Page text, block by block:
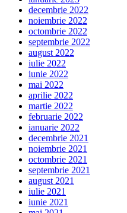
decembrie 2022
noiembrie 2022
octombrie 2022
septembrie 2022
august 2022
iulie 2022
iunie 2022
mai 2022
aprilie 2022
martie 2022
februarie 2022
ianuarie 2022
decembrie 2021
noiembrie 2021
octombrie 2021
septembrie 2021
august 2021
iulie 2021
iunie 2021